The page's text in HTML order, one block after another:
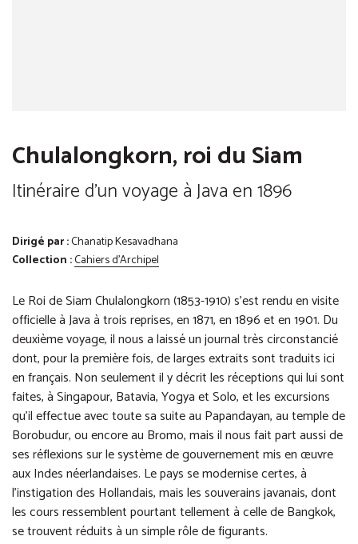
Chulalongkorn, roi du Siam
Itinéraire d'un voyage à Java en 1896
Dirigé par :Chanatip Kesavadhana
Collection :Cahiers d'Archipel
Le Roi de Siam Chulalongkorn (1853-1910) s’est rendu en visite
officielle à Java à trois reprises, en 1871, en 1896 et en 1901. Du
deuxième voyage, il nous a laissé un journal très circonstancié
dont, pour la première fois, de larges extraits sont traduits ici
en français. Non seulement il y décrit les réceptions qui lui sont
faites, à Singapour, Batavia, Yogya et Solo, et les excursions
qu’il effectue avec toute sa suite au Papandayan, au temple de
Borobudur, ou encore au Bromo, mais il nous fait part aussi de
ses réflexions sur le système de gouvernement mis en œuvre
aux Indes néerlandaises. Le pays se modernise certes, à
l’instigation des Hollandais, mais les souverains javanais, dont
les cours ressemblent pourtant tellement à celle de Bangkok,
se trouvent réduits à un simple rôle de figurants.